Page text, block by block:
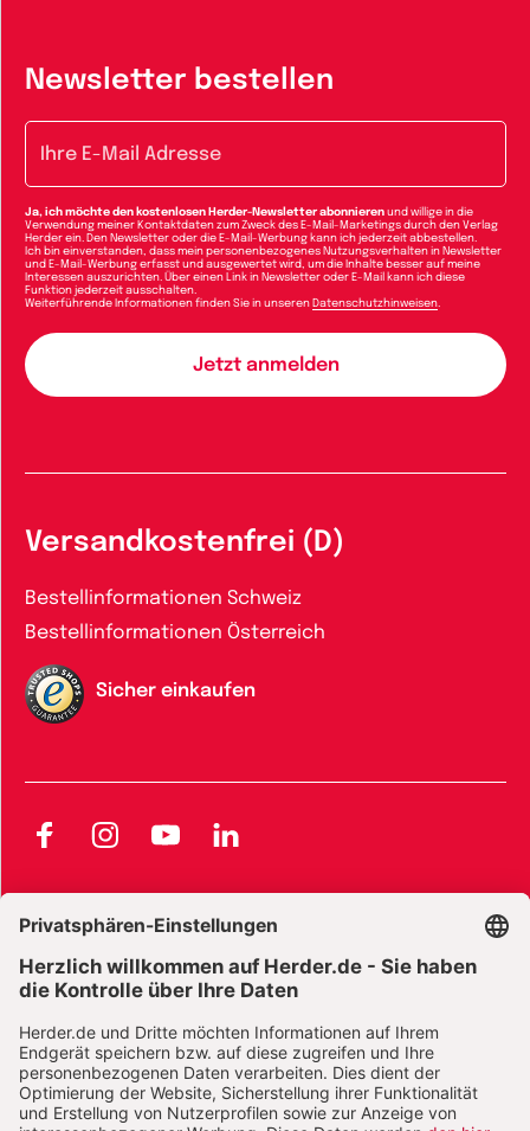
Newsletter bestellen
Ja, ich möchte den kostenlosen Herder-Newsletter abonnieren und willige in die
Verwendung meiner Kontaktdaten zum Zweck des E-Mail-Marketings durch den Verlag
Herder ein. Den Newsletter oder die E-Mail-Werbung kann ich jederzeit abbestellen.
Ich bin einverstanden, dass mein personenbezogenes Nutzungsverhalten in Newsletter
und E-Mail-Werbung erfasst und ausgewertet wird, um die Inhalte besser auf meine
Interessen auszurichten. Über einen Link in Newsletter oder E-Mail kann ich diese
Funktion jederzeit ausschalten.
Weiterführende Informationen finden Sie in unseren Datenschutzhinweisen.
Versandkostenfrei (D)
Bestellinformationen Schweiz
Bestellinformationen Österreich
Sicher einkaufen
FacebookInstagramYouTubeLinkedIn
AGB und Widerrufsbelehrung
Widerrufsbelehrung Zeitschriften Datenschutz
Vertrag widerrufen